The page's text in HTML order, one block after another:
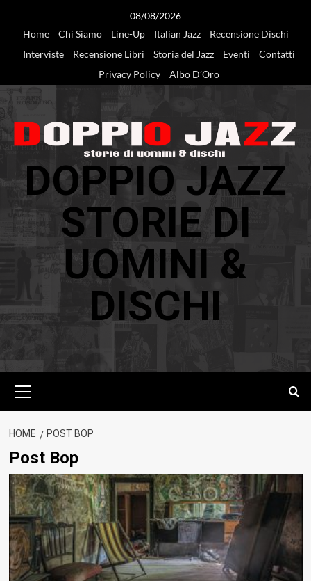
08/08/2026
Home
Chi Siamo Line-Up Italian Jazz
Recensione Dischi
Interviste
Recensione Libri Storia del Jazz Eventi
Contatti
Privacy Policy
Albo D’Oro
DOPPIO JAZZ
STORIE DI
UOMINI &
DISCHI
principale
HOME POST BOP
Post Bop